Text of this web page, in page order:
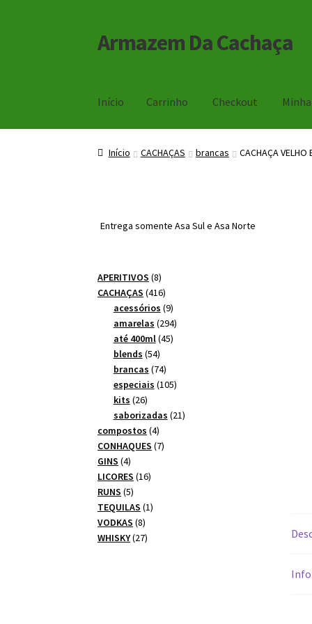
Pular
para
Pular
para
Armazem Da Cachaça
Início Carrinho Checkout
Início Carrinho Checkout Minha Conta
Início CACHAÇAS brancas CACHAÇA VELHO
Entrega somente Asa Sul e Asa Norte
APERITIVOS 88
produtos
CACHAÇAS 416416
produtos
acessórios 99
produtos
amarelas 294294
até 400ml 4545
blends 5454
produtos
brancas 7474
produtos
especiais 105105
kits 2626
produtos
saborizadas 2121
compostos 44
produtos
CONHAQUES 77
GINS 44
produtos
LICORES 1616
RUNS 55
produtos
TEQUILAS 11
VODKAS 88
produtos
WHISKY 2727